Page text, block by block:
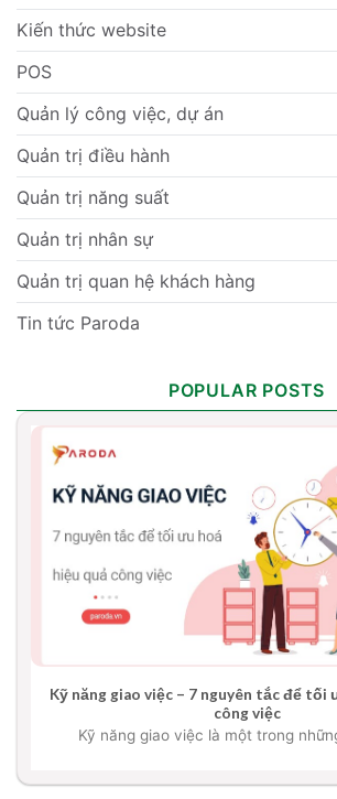
Kiến thức website
POS
Quản lý công việc, dự án
Quản trị điều hành
Quản trị năng suất
Quản trị nhân sự
Quản trị quan hệ khách hàng
Tin tức Paroda
POPULAR POSTS
Kỹ năng giao việc – 7 nguyên tắc để tối
công việc
Kỹ năng giao việc là một trong